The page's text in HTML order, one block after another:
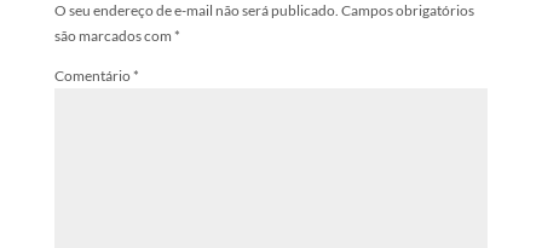
O seu endereço de e-mail não será publicado. Campos obrigatórios
são marcados com *
Comentário*